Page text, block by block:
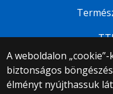
A weboldalon
biztonságos
élményt nyújthassuk
© 2025 Eötvös